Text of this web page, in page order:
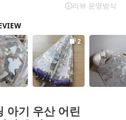
아기 우산 어린